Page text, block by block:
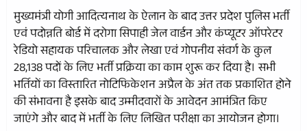
मुख्यमंत्री योगी आदित्यनाथ के ऐलान के बाद उत्तर प्रदेश पुलिस भर्ती
एवं पदोन्नति बोर्ड में दरोगा सिपाही जेल वार्डन और कंप्यूटर ऑपरेटर
रेडियो सहायक परिचालक और लेखा एवं गोपनीय संवर्ग के कुल
28,138 पदों के लिए भर्ती प्रक्रिया का काम शुरू कर दिया है। सभी
भर्तियों का विस्तारित नोटिफिकेशन अप्रैल के अंत तक प्रकाशित होने
की संभावना है इसके बाद उम्मीदवारों के आवेदन आमंत्रित किए
जाएंगे और बाद में भर्ती के लिए लिखित परीक्षा का आयोजन होगा।